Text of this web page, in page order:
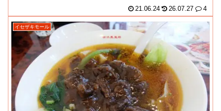
21.06.24 26.07.27 4
イセザキモール